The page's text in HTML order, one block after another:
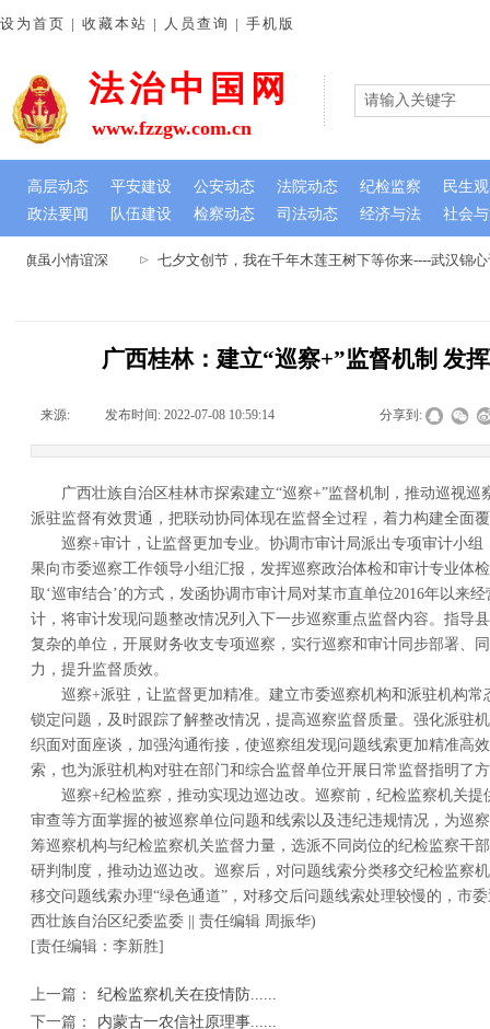
旗虽小情谊深 七夕文创节，我在千年木莲王树下等你来----武汉锦心
法治中国网
政法要闻 队伍建设 检察动态 司法动态 经济与法 社会
设为首页 | 收藏本站 | 人员查询 | 手机版
www.fzzgw.com.cn
高层动态 平安建设 公安动态 法院动态 纪检监察 民生
广西桂林：建立“巡察+”监督机制 发
来源: 发布时间: 2022-07-08 10:59:14 分享到:
广西壮族自治区桂林市探索建立“巡察+”监督机制，推动巡视
派驻监督有效贯通，把联动协同体现在监督全过程，着力构建全面
巡察+审计，让监督更加专业。协调市审计局派出专项审计小组
果向市委巡察工作领导小组汇报，发挥巡察政治体检和审计专业体
取‘巡审结合’的方式，发函协调市审计局对某市直单位2016年以来
计，将审计发现问题整改情况列入下一步巡察重点监督内容。指导
复杂的单位，开展财务收支专项巡察，实行巡察和审计同步部署、
力，提升监督质效。
巡察+派驻，让监督更加精准。建立市委巡察机构和派驻机构
锁定问题，及时跟踪了解整改情况，提高巡察监督质量。强化派驻
织面对面座谈，加强沟通衔接，使巡察组发现问题线索更加精准高
索，也为派驻机构对驻在部门和综合监督单位开展日常监督指明了
巡察+纪检监察，推动实现边巡边改。巡察前，纪检监察机关
审查等方面掌握的被巡察单位问题和线索以及违纪违规情况，为巡
筹巡察机构与纪检监察机关监督力量，选派不同岗位的纪检监察干
研判制度，推动边巡边改。巡察后，对问题线索分类移交纪检监察
移交问题线索办理“绿色通道”，对移交后问题线索处理较慢的，市
西壮族自治区纪委监委 || 责任编辑 周振华)
[责任编辑：李新胜]
上一篇：
纪检监察机关在疫情防......
下一篇：
内蒙古一农信社原理事......